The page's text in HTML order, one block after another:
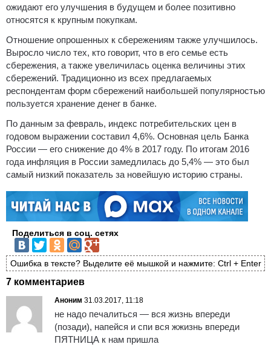
ожидают его улучшения в будущем и более позитивно
относятся к крупным покупкам.
Отношение опрошенных к сбережениям также улучшилось.
Выросло число тех, кто говорит, что в его семье есть
сбережения, а также увеличилась оценка величины этих
сбережений. Традиционно из всех предлагаемых
респондентам форм сбережений наибольшей популярностью
пользуется хранение денег в банке.
По данным за февраль, индекс потребительских цен в
годовом выражении составил 4,6%. Основная цель Банка
России — его снижение до 4% в 2017 году. По итогам 2016
года инфляция в России замедлилась до 5,4% — это был
самый низкий показатель за новейшую историю страны.
Поделиться в соц. сетях
Ошибка в тексте? Выделите её мышкой и нажмите: Ctrl + Enter
7 комментариев
Аноним 31.03.2017, 11:18
не надо печалиться — вся жизнь впереди
(позади), напейся и спи вся жжизнь впереди
ПЯТНИЦА к нам пришла